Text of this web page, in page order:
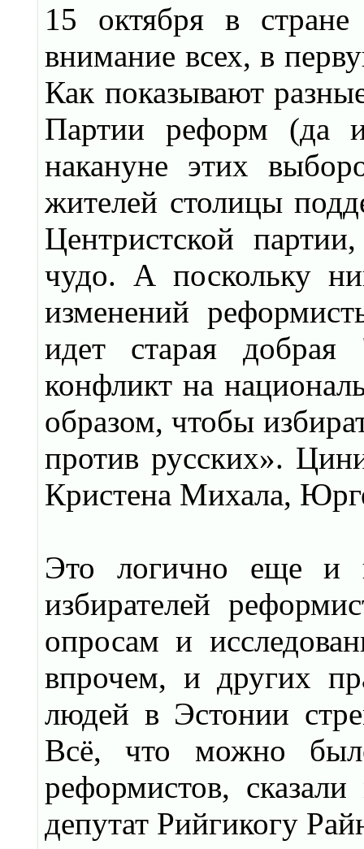
15 октября в
внимание всех, в
Как показывают
Партии реформ (да
накануне этих
жителей столицы
Центристской
чудо. А поскольку
изменений
идет старая добрая
конфликт на
образом, чтобы
против русских».
Кристена Михала,
Это логично еще и
избирателей
опросам и
впрочем, и других
людей в Эстонии
Всё, что можно
реформистов,
депутат Рийгикогу